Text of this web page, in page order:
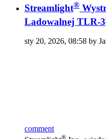
Streamlight®
Ladowalnej TLR-3
sty 20, 2026, 08:58 by
comment
®